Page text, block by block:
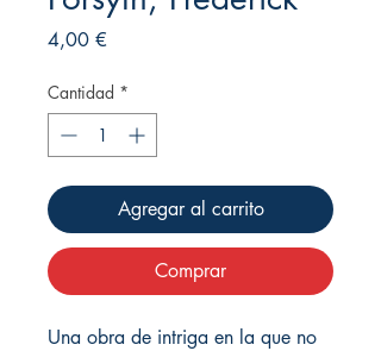
4,00 €
Cantidad *
Agregar al carrito
Comprar
Una obra de intriga en la que no